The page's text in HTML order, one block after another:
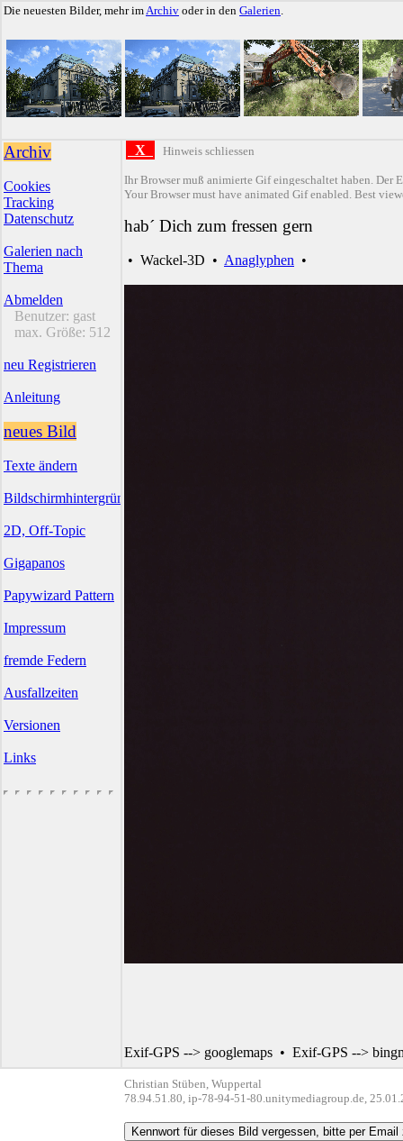
Die neuesten Bilder, mehr imArchiv oder in den Galerien.
Archiv
Cookies
Tracking
Datenschutz
Galerien nach
Thema
Abmelden
Benutzer: gast
max. Größe: 512
neu Registrieren
Anleitung
neues Bild
Texte ändern
Bildschirmhintergründe
2D, Off-Topic
Gigapanos
Papywizard Pattern
Impressum
fremde Federn
Ausfallzeiten
Versionen
Links
X Hinweis schliessen
Ihr Browser muß animierte Gif eingeschaltet haben. Der
Your Browser must have animated Gif enabled. Best
hab´ Dich zum fressen gern
• Wackel-3D • Anaglyphen •
Exif-GPS --> googlemaps • Exif-GPS -->
Christian Stüben, Wuppertal
78.94.51.80, ip-78-94-51-80.unitymediagroup.de,